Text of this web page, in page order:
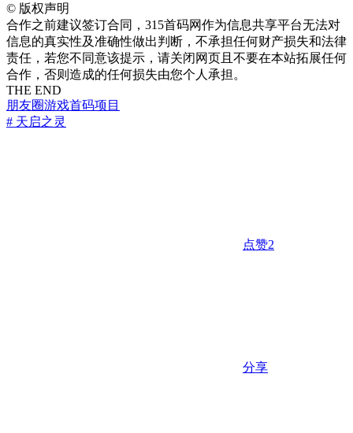
© 版权声明
合作之前建议签订合同，315首码网作为信息共享平台无法对
信息的真实性及准确性做出判断，不承担任何财产损失和法律
责任，若您不同意该提示，请关闭网页且不要在本站拓展任何
合作，否则造成的任何损失由您个人承担。
THE END
朋友圈游戏首码项目
# 天启之灵
点赞2
分享